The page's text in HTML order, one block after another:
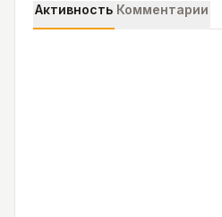
Активность Комментарии